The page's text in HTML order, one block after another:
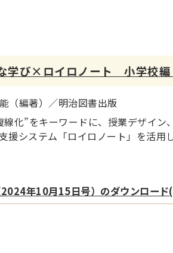
学び×ロイロノート 小学校
（編著）／明治図書出版
線化”をキーワードに、授業デザイ
援システム「ロイロノート」を活用
年10月15日号）のダウンロー